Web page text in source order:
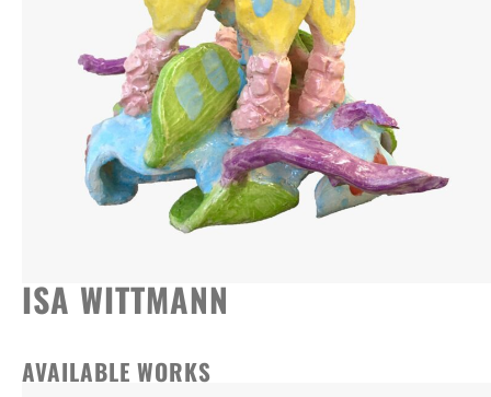
ISA WITTMANN
AVAILABLE WORKS